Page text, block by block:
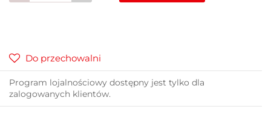
Do przechowalni
Program lojalnościowy dostępny jest tylko dla
zalogowanych klientów.